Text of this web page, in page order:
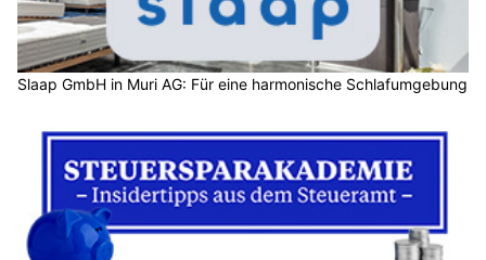
Slaap GmbH in Muri AG: Für eine harmonische Schlafumgebung